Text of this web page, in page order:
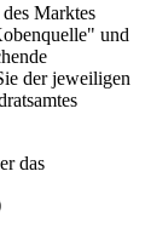
Marktes
und
der jeweiligen
das